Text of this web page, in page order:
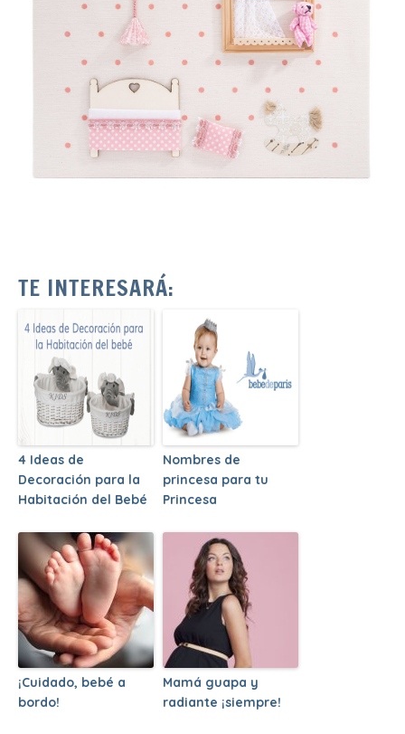
TE INTERESARÁ:
4 Ideas de
Decoración para la
Habitación del Bebé
Nombres de
princesa para tu
Princesa
¡Cuidado, bebé a
bordo!
Mamá guapa y
radiante ¡siempre!